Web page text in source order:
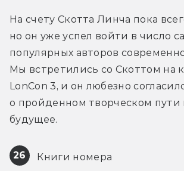
На счету Скотта Линча пока
но он уже успел войти в число
популярных авторов
Мы встретились со Скоттом на
LonCon 3, и он любезно
о пройденном творческом пути
будущее.
26 Книги номера